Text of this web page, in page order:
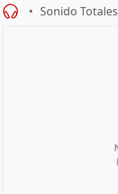
Sonido Totales